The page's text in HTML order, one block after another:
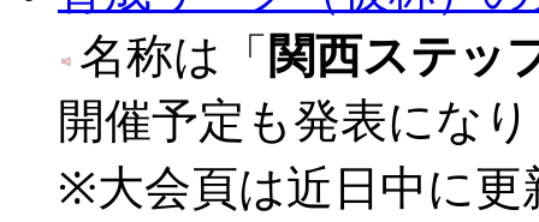
名称は「 関西ステッ
開催予定も発表にな
※大会頁は近日中に更